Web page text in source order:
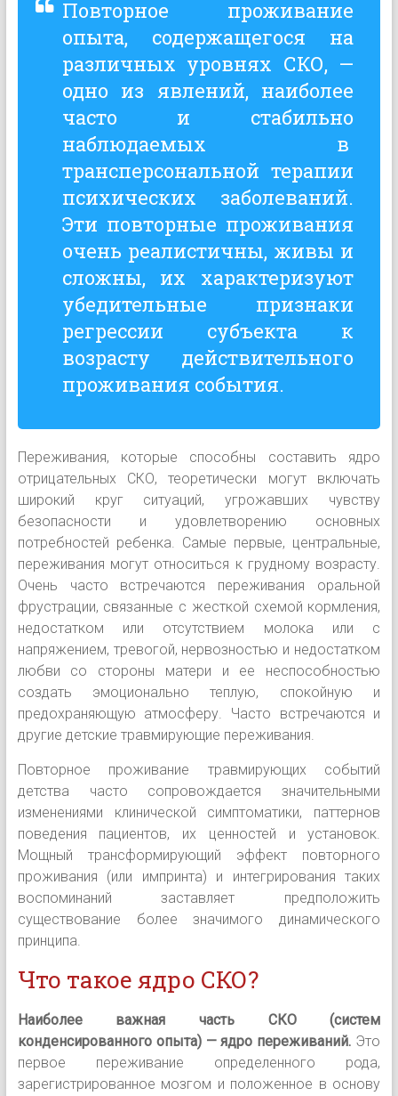
Повторное проживание
опыта, содержащегося на
различных уровнях СКО, —
одно из явлений, наиболее
часто и стабильно
наблюдаемых в
трансперсональной терапии
психических заболеваний.
Эти повторные проживания
очень реалистичны, живы и
сложны, их характеризуют
убедительные признаки
регрессии субъекта к
возрасту действительного
проживания события.
Переживания, которые способны составить ядро
отрицательных СКО, теоретически могут включать
широкий круг ситуаций, угрожавших чувству
безопасности и удовлетворению основных
потребностей ребенка. Самые первые, центральные,
переживания могут относиться к грудному возрасту.
Очень часто встречаются переживания оральной
фрустрации, связанные с жесткой схемой кормления,
недостатком или отсутствием молока или с
напряжением, тревогой, нервозностью и недостатком
любви со стороны матери и ее неспособностью
создать эмоционально теплую, спокойную и
предохраняющую атмосферу. Часто встречаются и
другие детские травмирующие переживания.
Повторное проживание травмирующих событий
детства часто сопровождается значительными
изменениями клинической симптоматики, паттернов
поведения пациентов, их ценностей и установок.
Мощный трансформирующий эффект повторного
проживания (или импринта) и интегрирования таких
воспоминаний заставляет предположить
существование более значимого динамического
принципа.
Что такое ядро СКО?
Наиболее важная часть СКО (систем
конденсированного опыта) — ядро переживаний. Это
первое переживание определенного рода,
зарегистрированное мозгом и положенное в основу